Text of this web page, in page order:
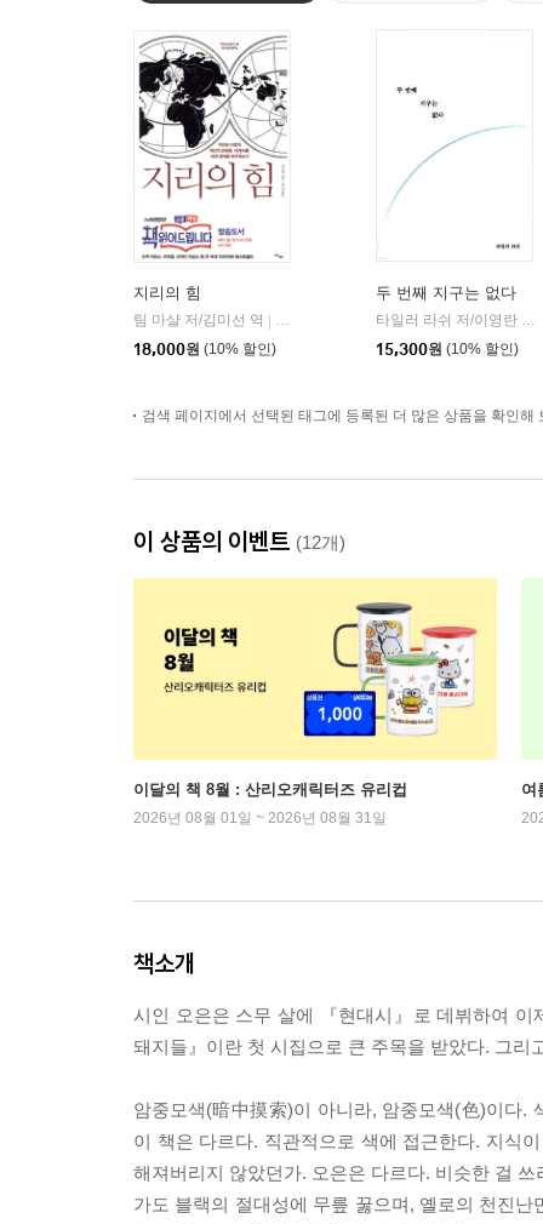
지리의 힘
팀 마샬 저/김미선 역
사이
18,000원 (10% 할인)
두 번째 지구는 없다
타일러 라쉬 저/이영란 감수
15,300원 (10% 할인)
검색 페이지에서 선택된 태그에 등록된 더 많은 상품을 확인해
이 상품의 이벤트 (12개)
이달의 책 8월 : 산리오캐릭터즈 유리컵
2026년 08월 01일 ~ 2026년 08월 31일
여
책소개
시인 오은은 스무 살에 『현대시』로 데뷔하여
돼지들』이란 첫 시집으로 큰 주목을 받았다. 그리
암중모색(暗中摸索)이 아니라, 암중모색(色)이다.
이 책은 다르다. 직관적으로 색에 접근한다. 지식
해져버리지 않았던가. 오은은 다르다. 비슷한 걸
가도 블랙의 절대성에 무릎 꿇으며, 옐로의 천진